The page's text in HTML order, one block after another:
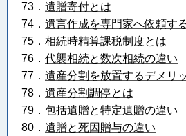
73． 遺贈寄付とは
74． 遺言作成を専門家へ依頼す
75． 相続時精算課税制度とは
76． 代襲相続と数次相続の違い
77． 遺産分割を放置するデメリ
78． 遺産分割調停とは
79． 包括遺贈と特定遺贈の違い
80． 遺贈と死因贈与の違い